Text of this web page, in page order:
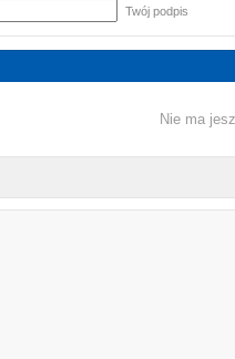
Twój podpis
Nie ma